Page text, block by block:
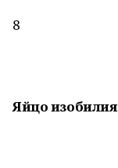
8
Яйцо изобилия